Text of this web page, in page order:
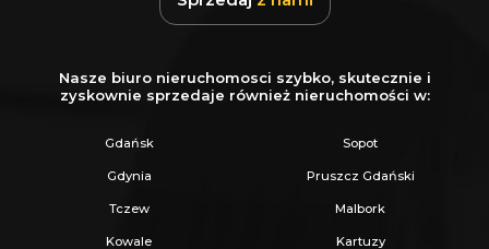
Nasze biuro nieruchomosci szybko, skutecznie i
zyskownie sprzedaje również nieruchomości w:
Gdańsk Sopot
Gdynia Pruszcz Gdański
Tczew Malbork
Kowale Kartuzy